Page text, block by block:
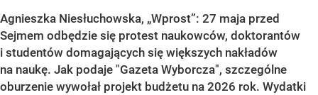
Agnieszka Niesłuchowska, „Wprost”: 27 maja przed
Sejmem odbędzie się protest naukowców, doktorantów
i studentów domagających się większych nakładów
na naukę. Jak podaje "Gazeta Wyborcza", szczególne
oburzenie wywołał projekt budżetu na 2026 rok. Wydatki